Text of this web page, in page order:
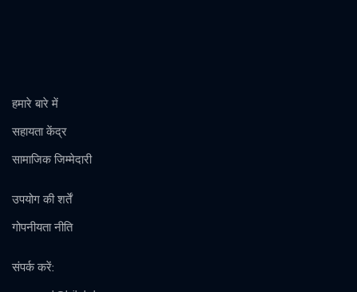
हमारे बारे में
सहायता केंद्र
सामाजिक जिम्मेदारी
उपयोग की शर्तें
गोपनीयता नीति
संपर्क करें: